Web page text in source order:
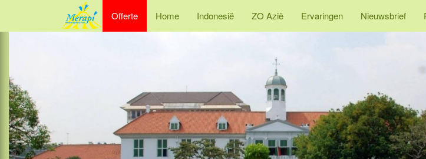
Offerte Home Indonesië ZO Azië Ervaringen Nieuwsbrief